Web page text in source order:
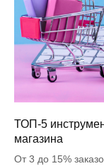
ТОП-5
магазина
От 3 до 15%